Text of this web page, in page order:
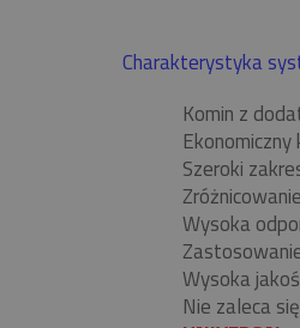
Charakterystyka
Komin z
Szeroki
Wysoka
Wysoka
Nie zaleca